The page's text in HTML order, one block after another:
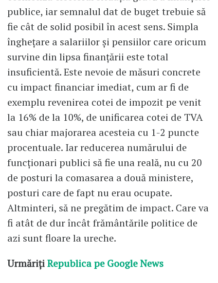
publice, iar semnalul dat de buget trebuie să
fie cât de solid posibil în acest sens. Simpla
înghețare a salariilor și pensiilor care oricum
survine din lipsa finanțării este total
insuficientă. Este nevoie de măsuri concrete
cu impact financiar imediat, cum ar fi de
exemplu revenirea cotei de impozit pe venit
la 16% de la 10%, de unificarea cotei de TVA
sau chiar majorarea acesteia cu 1-2 puncte
procentuale. Iar reducerea numărului de
funcționari publici să fie una reală, nu cu 20
de posturi la comasarea a două ministere,
posturi care de fapt nu erau ocupate.
Altminteri, să ne pregătim de impact. Care va
fi atât de dur încât frământările politice de
azi sunt floare la ureche.
UrmărițiRepublica pe Google News